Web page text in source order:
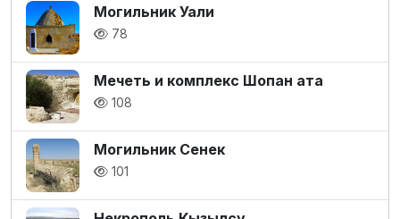
Могильник Уали
78
Мечеть и комплекс Шопан ата
108
Могильник Сенек
101